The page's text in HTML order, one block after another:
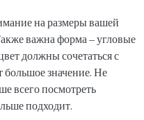
на размеры вашей
важна форма – угловые
должны сочетаться с
большое значение. Не
всего посмотреть
подходит.